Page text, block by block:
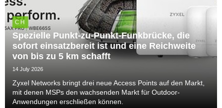
CH
Spezielle Punkt-zu-Punkt-Funkbrücke, die
sofort einsatzbereit ist und eine Reichweite
von bis zu 5 km schafft
14 July 2026
Zyxel Networks bringt drei neue Access Points auf den Markt,
mit denen MSPs den wachsenden Markt für Outdoor-
Anwendungen erschließen können.